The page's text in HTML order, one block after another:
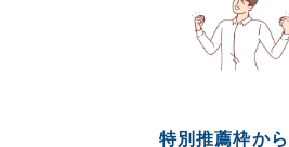
特別推薦枠から